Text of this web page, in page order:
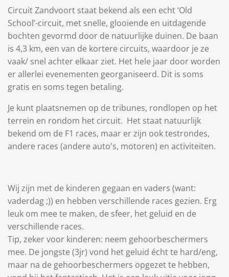
Circuit Zandvoort staat bekend als een echt ‘Old
School’-circuit, met snelle, glooiende en uitdagende
bochten gevormd door de natuurlijke duinen. De baan
is 4,3 km, een van de kortere circuits, waardoor je ze
vaak/ snel achter elkaar ziet. Het hele jaar door worden
er allerlei evenementen georganiseerd. Dit is soms
gratis en soms tegen betaling.
Je kunt plaatsnemen op de tribunes, rondlopen op het
terrein en rondom het circuit. Het staat natuurlijk
bekend om de F1 races, maar er zijn ook testrondes,
andere races (andere auto's, motoren) en activiteiten.
Wij zijn met de kinderen gegaan en vaders (want:
vaderdag ;)) en hebben verschillende races gezien. Erg
leuk om mee te maken, de sfeer, het geluid en de
verschillende races.
Tip, zeker voor kinderen: neem gehoorbeschermers
mee. De jongste (3jr) vond het geluid écht te hard/eng,
maar na de gehoorbeschermers opgezet te hebben,